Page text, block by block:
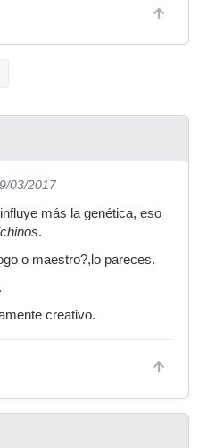
03/2017
más la genética, eso
.
o maestro?,lo pareces.
creativo.